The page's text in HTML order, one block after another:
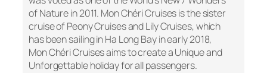
of Nature in 2011. Mon Chéri Cruises is the sister
cruise of Peony Cruises and Lily Cruises, which
has been sailing in Ha Long Bay in early 2018,
Mon Chéri Cruises aims to create a Unique and
Unforgettable holiday for all passengers.